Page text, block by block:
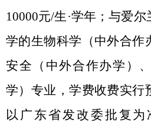
10000元/生 ·学年；与爱尔
学的生物科学（中外合作
安全（中外合作办学）
学）专业，学费收费实行
以广东省发改委批复